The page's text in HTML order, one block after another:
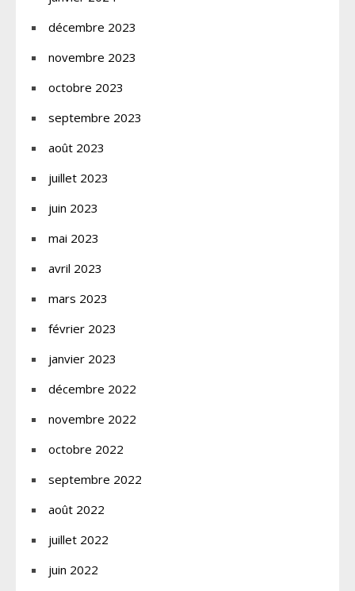
décembre 2023
novembre 2023
octobre 2023
septembre 2023
août 2023
juillet 2023
juin 2023
mai 2023
avril 2023
mars 2023
février 2023
janvier 2023
décembre 2022
novembre 2022
octobre 2022
septembre 2022
août 2022
juillet 2022
juin 2022